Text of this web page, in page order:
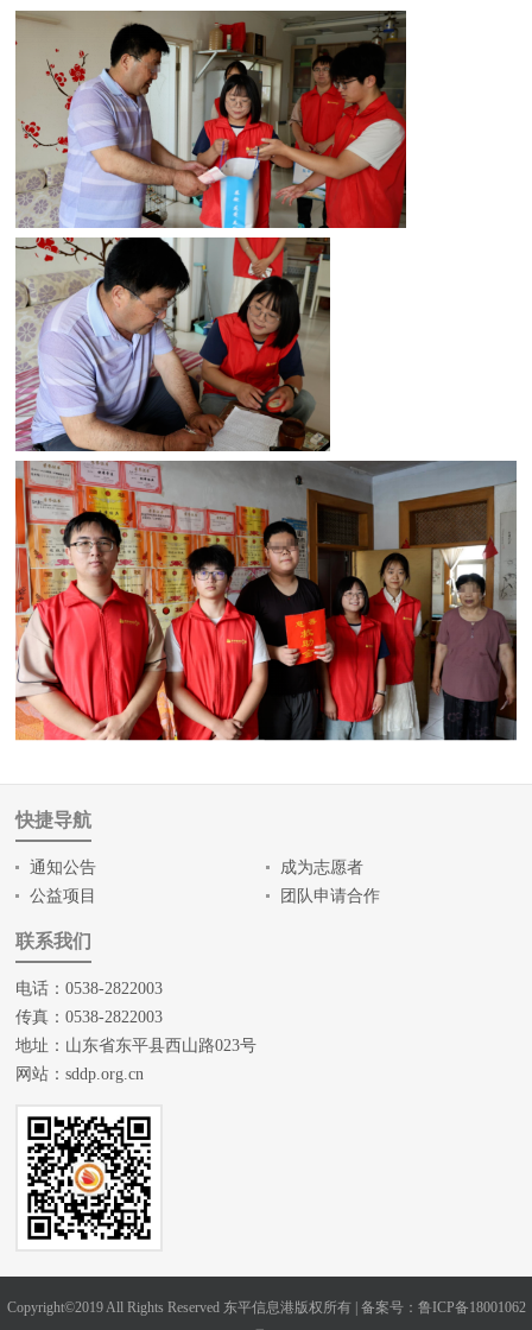
快捷导航
通知公告
公益项目
成为志愿者
团队申请合作
联系我们
电话：0538-2822003
传真：0538-2822003
地址：山东省东平县西山路023号
网站：sddp.org.cn
Copyright©2019 All Rights Reserved 东平信息港版权所有 | 备案号：鲁ICP备18001062